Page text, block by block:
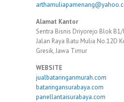
Alamat Kantor
Sentra Bisnis Driyorejo Blok
Jalan Raya Batu Mulia No.12D
Gresik, Jawa Timur
WEBSITE
jualbataringanmurah.com
bataringansurabaya.com
panellantaisurabaya.com